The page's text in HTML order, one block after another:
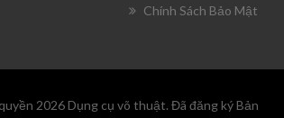
Chính Sách Bảo Mật
2026 Dụng cụ võ thuật. Đã đăng ký Bản